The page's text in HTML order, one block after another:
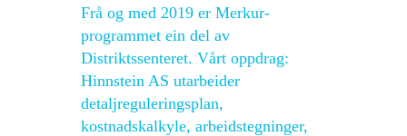
Frå og med 2019 er Merkur-
programmet ein del av
Distriktssenteret. Vårt oppdrag:
Hinnstein AS utarbeider
detaljreguleringsplan,
kostnadskalkyle, arbeidstegninger,